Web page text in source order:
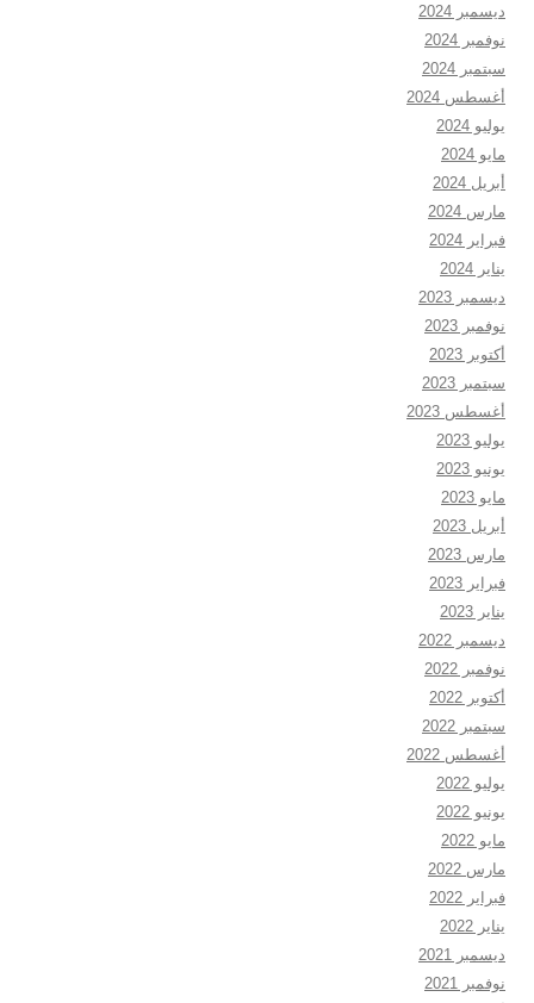
ديسمبر 2024
نوفمبر 2024
سبتمبر 2024
أغسطس 2024
يوليو 2024
مايو 2024
أبريل 2024
مارس 2024
فبراير 2024
يناير 2024
ديسمبر 2023
نوفمبر 2023
أكتوبر 2023
سبتمبر 2023
أغسطس 2023
يوليو 2023
يونيو 2023
مايو 2023
أبريل 2023
مارس 2023
فبراير 2023
يناير 2023
ديسمبر 2022
نوفمبر 2022
أكتوبر 2022
سبتمبر 2022
أغسطس 2022
يوليو 2022
يونيو 2022
مايو 2022
مارس 2022
فبراير 2022
يناير 2022
ديسمبر 2021
نوفمبر 2021